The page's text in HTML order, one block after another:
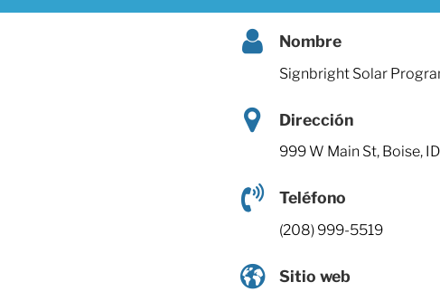
Nombre
Signbright Solar
Dirección
999 W Main St, Boise,
Teléfono
(208) 999-5519
Sitio web